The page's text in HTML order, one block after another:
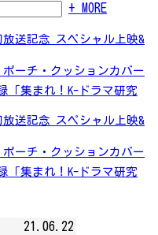
+ MORE
放送記念 スペシャル上映&
ーチ・クッションカバー
「集まれ！K-ドラマ研究
放送記念 スペシャル上映&
ーチ・クッションカバー
「集まれ！K-ドラマ研究
21.06.22